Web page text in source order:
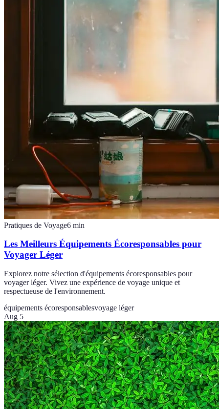
Pratiques de Voyage6 min
Les Meilleurs Équipements Écoresponsables pour
Voyager Léger
Explorez notre sélection d'équipements écoresponsables pour
voyager léger. Vivez une expérience de voyage unique et
respectueuse de l'environnement.
équipements écoresponsablesvoyage léger
Aug 5